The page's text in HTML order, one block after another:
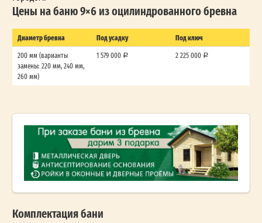
Цены на баню 9×6 из оцилиндрованного бревна
Диаметр бревна Под усадку Под ключ
200 мм (варианты
замены: 220 мм, 240 мм,
260 мм)
1 579 000 2 225 000
Комплектация бани